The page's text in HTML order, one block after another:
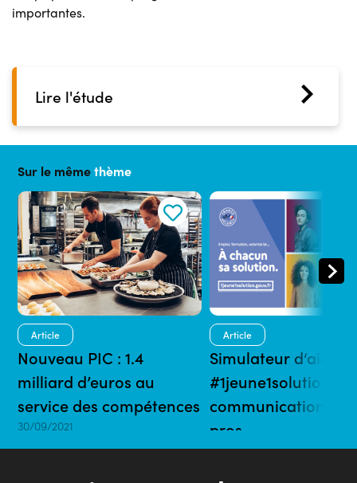
importantes.
Lire l'étude
Sur le mêmethème
Article
Nouveau PIC : 1.4
milliard d’euros au
service des compétences
30/09/2021
Article
Simulateur d‘aides
#1jeune1solution : 1
communication
pros
06/07/2021 | 5 mins